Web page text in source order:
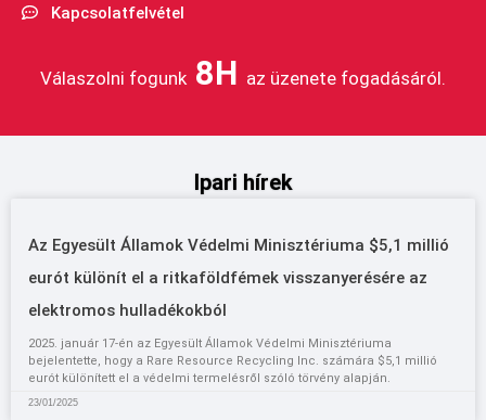
Kapcsolatfelvétel
Válaszolni fogunk 8H az üzenete fogadásáról.
Ipari hírek
Az Egyesült Államok Védelmi Minisztériuma $5,1 millió
eurót különít el a ritkaföldfémek visszanyerésére az
elektromos hulladékokból
2025. január 17-én az Egyesült Államok Védelmi Minisztériuma
bejelentette, hogy a Rare Resource Recycling Inc. számára $5,1 millió
eurót különített el a védelmi termelésről szóló törvény alapján.
23/01/2025